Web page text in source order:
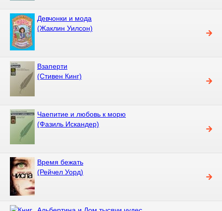
Девчонки и мода
(Жаклин Уилсон)
Взаперти
(Стивен Кинг)
Чаепитие и любовь к морю
(Фазиль Искандер)
Время бежать
(Рейчел Уорд)